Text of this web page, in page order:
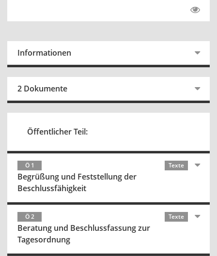
Informationen
2 Dokumente
Öffentlicher Teil:
Ö 1 Texte
Begrüßung und Feststellung der
Beschlussfähigkeit
Ö 2 Texte
Beratung und Beschlussfassung zur
Tagesordnung